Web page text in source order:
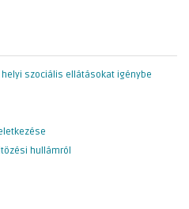
szociális ellátásokat igénybe
hullámról